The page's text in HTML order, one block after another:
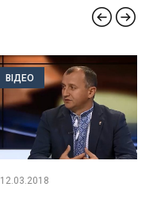
ВІДЕО
12.03.2018